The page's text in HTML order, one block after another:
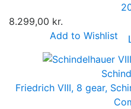
8.299,00 kr.
Add to Wishlist
Friedrich VIII, 8 gear,